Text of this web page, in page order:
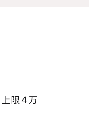
限４万